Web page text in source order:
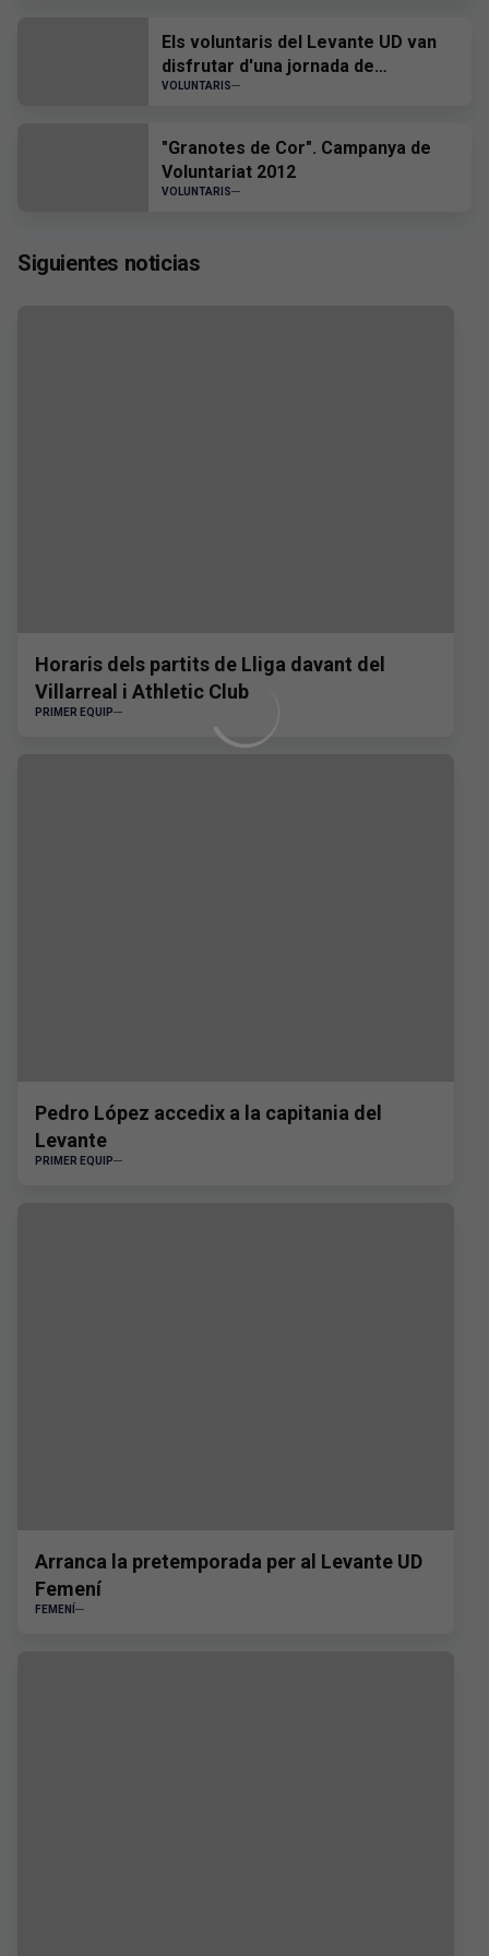
Els voluntaris del Levante UD van
disfrutar d'una jornada de
convivència en el Ciutat de València
VOLUNTARIS
"Granotes de Cor". Campanya de
Voluntariat 2012
VOLUNTARIS
Siguientes noticias
Horaris dels partits de Lliga davant del
Villarreal i Athletic Club
PRIMER EQUIP
Pedro López accedix a la capitania del
Levante
PRIMER EQUIP
Arranca la pretemporada per al Levante UD
Femení
FEMENÍ